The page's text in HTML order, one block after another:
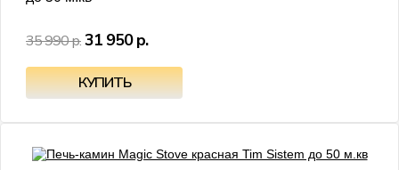
35 990 р.31 950 р.